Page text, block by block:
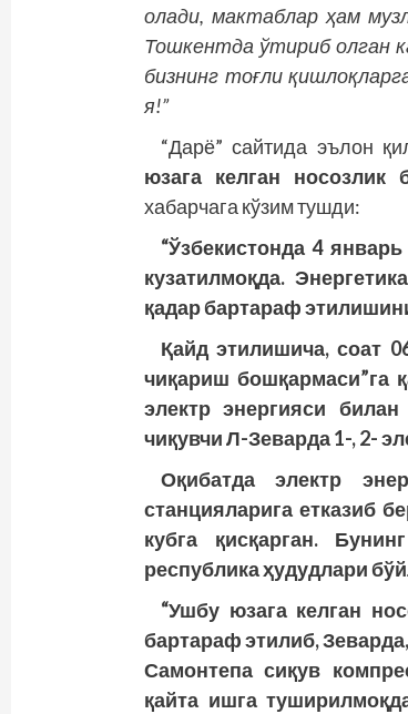
олади, мактаблар ҳам
Тошкентда ўтириб олган
бизнинг тоғли
я!”
“Дарё” сайтида эълон
юзага келган носозлик
хабарчага кўзим тушди:
“Ўзбекистонда 4
кузатилмоқда.
қадар бартараф
Қайд этилишича, соат
чиқариш бошқармаси”га
электр энергияси
чиқувчи Л-Зеварда 1-, 2-
Оқибатда электр
станцияларига етказиб
кубга қисқарган.
республика ҳудудлари
“Ушбу юзага келган
бартараф этилиб,
Самонтепа сиқув
қайта ишга